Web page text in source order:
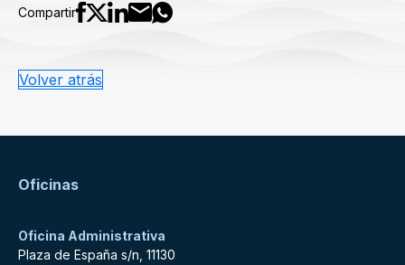
Compartir
Volver atrás
Oficinas
Oficina Administrativa
Plaza de España s/n, 11130